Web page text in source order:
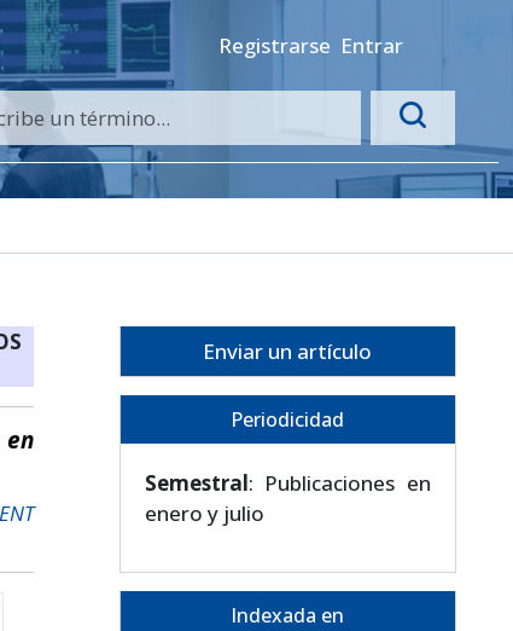
Registrarse Entrar
Enviar un artículo
Periodicidad
Semestral: Publicaciones en
enero y julio
Indexada en